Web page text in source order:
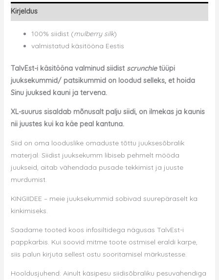
Kirjeldus
100% siidist (mulberry silk)
valmistatud käsitööna Eestis
TalvEst-i käsitööna valminud siidist scrunchietüüpi
juuksekummid/ patsikummid on loodud selleks, et hoida
Sinu juuksed kauni ja tervena.
XL-suurus sisaldab mõnusalt palju siidi, on ilmekas ja kaunis
nii juustes kui ka käe peal kantuna.
Siid on oma looduslike omaduste tõttu juuksesõbralik
materjal. Siidist juuksekumm libiseb pehmelt mööda
juukseid, aitab vähendada pusade tekkimist ja juuste
murdumist.
KINGIIDEE – meie juuksekummid sobivad suurepäraselt ka
kinkimiseks.
Saadame tooted koos infosiltidega nägusas TalvEst-i
pappkarbis. Kui soovid mitme toote ostmisel eraldi karpe,
siis palun kirjuta sellest ostu sooritamisel märkustesse.
Hooldusjuhend: Ainult käsipesu siidisõbraliku pesuvahendiga